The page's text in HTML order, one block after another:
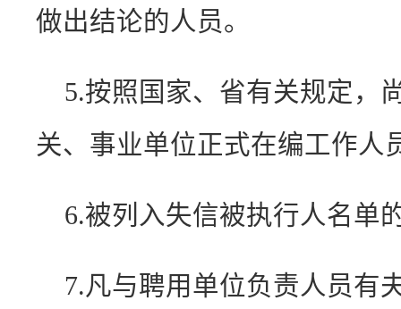
做出结论的人员。
5.按照国家、省有关规定，
关、事业单位正式在编工作人
6.被列入失信被执行人名单
7.凡与聘用单位负责人员有